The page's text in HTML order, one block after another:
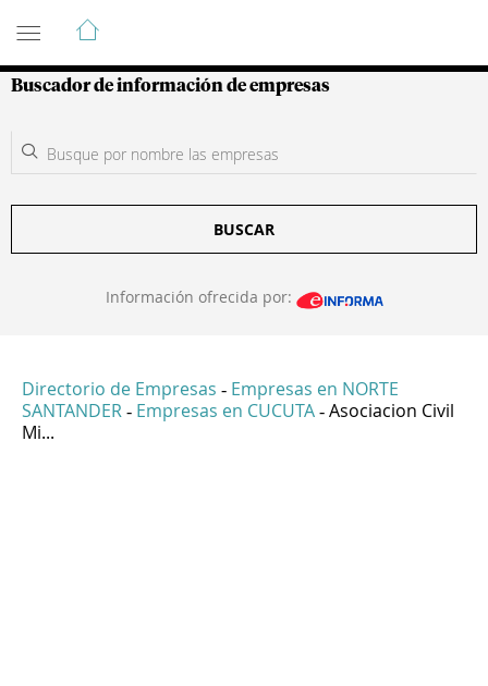
Guía de Empresas Colombianas
Buscador de información de empresas
BUSCAR
Información ofrecida por:
Directorio de Empresas - Empresas en NORTE
SANTANDER - Empresas en CUCUTA - Asociacion Civil
Mi...